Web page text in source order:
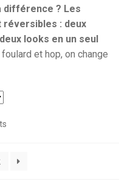
différence ? Les
réversibles : deux
looks en un seul
et hop, on change
Trié
récent